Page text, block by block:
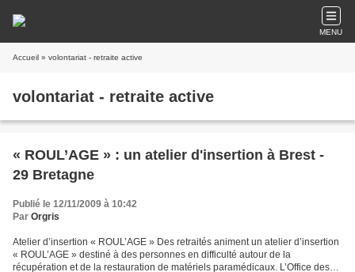
MENU
Accueil » volontariat - retraite active
volontariat - retraite active
« ROUL’AGE » : un atelier d'insertion à Brest -
29 Bretagne
Publié le 12/11/2009 à 10:42
Par Orgris
Atelier d’insertion « ROUL’AGE » Des retraités animent un atelier d’insertion
« ROUL’AGE » destiné à des personnes en difficulté autour de la
récupération et de la restauration de matériels paramédicaux. L’Office des